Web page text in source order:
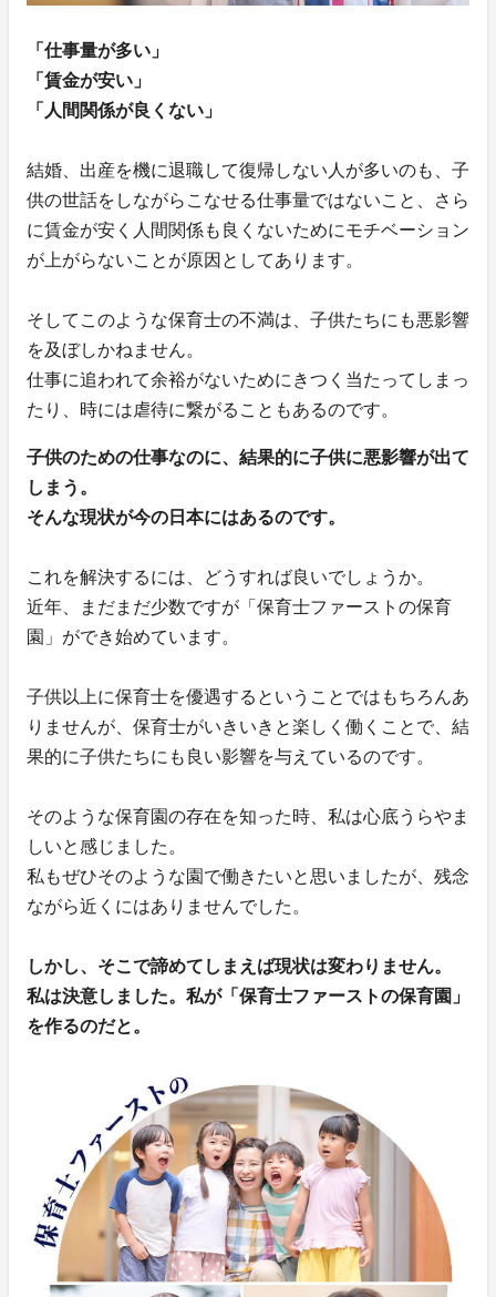
「仕事量が多い」
「賃金が安い」
「人間関係が良くない」
結婚、出産を機に退職して復帰しない人が多いのも、子
供の世話をしながらこなせる仕事量ではないこと、さら
に賃金が安く人間関係も良くないためにモチベーション
が上がらないことが原因としてあります。
そしてこのような保育士の不満は、子供たちにも悪影響
を及ぼしかねません。
仕事に追われて余裕がないためにきつく当たってしまっ
たり、時には虐待に繋がることもあるのです。
子供のための仕事なのに、結果的に子供に悪影響が出て
しまう。
そんな現状が今の日本にはあるのです。
これを解決するには、どうすれば良いでしょうか。
近年、まだまだ少数ですが「保育士ファーストの保育
園」ができ始めています。
子供以上に保育士を優遇するということではもちろんあ
りませんが、保育士がいきいきと楽しく働くことで、結
果的に子供たちにも良い影響を与えているのです。
そのような保育園の存在を知った時、私は心底うらやま
しいと感じました。
私もぜひそのような園で働きたいと思いましたが、残念
ながら近くにはありませんでした。
しかし、そこで諦めてしまえば現状は変わりません。
私は決意しました。私が「保育士ファーストの保育園」
を作るのだと。